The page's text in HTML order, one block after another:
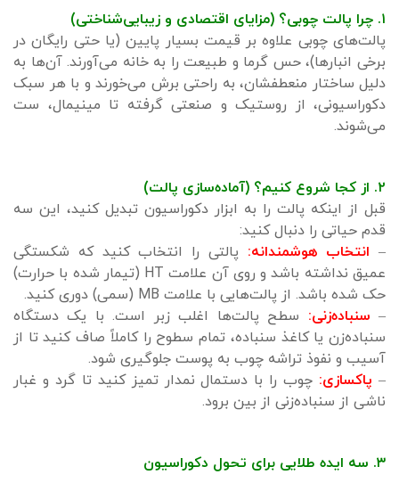
۱. چرا پالت چوبی؟ (مزایای اقتصادی و زیبایی‌شناختی)
پالت‌های چوبی علاوه بر قیمت بسیار پایین (یا حتی رایگان در
برخی انبارها)، حس گرما و طبیعت را به خانه می‌آورند. آن‌ها به
دلیل ساختار منعطفشان، به راحتی برش می‌خورند و با هر سبک
دکوراسیونی، از روستیک و صنعتی گرفته تا مینیمال، ست
می‌شوند.
۲. از کجا شروع کنیم؟ (آماده‌سازی پالت)
قبل از اینکه پالت را به ابزار دکوراسیون تبدیل کنید، این سه
قدم حیاتی را دنبال کنید:
– انتخاب هوشمندانه: پالتی را انتخاب کنید که شکستگی
عمیق نداشته باشد و روی آن علامت HT (تیمار شده با حرارت)
حک شده باشد. از پالت‌هایی با علامت MB (سمی) دوری کنید.
– سنباده‌زنی: سطح پالت‌ها اغلب زبر است. با یک دستگاه
سنباده‌زن یا کاغذ سنباده، تمام سطوح را کاملاً صاف کنید تا از
آسیب و نفوذ تراشه چوب به پوست جلوگیری شود.
– پاکسازی: چوب را با دستمال نمدار تمیز کنید تا گرد و غبار
ناشی از سنباده‌زنی از بین برود.
۳. سه ایده طلایی برای تحول دکوراسیون